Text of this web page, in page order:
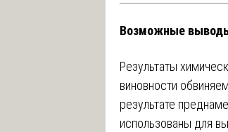
Возможные
Результаты
виновности
результате
использованы для